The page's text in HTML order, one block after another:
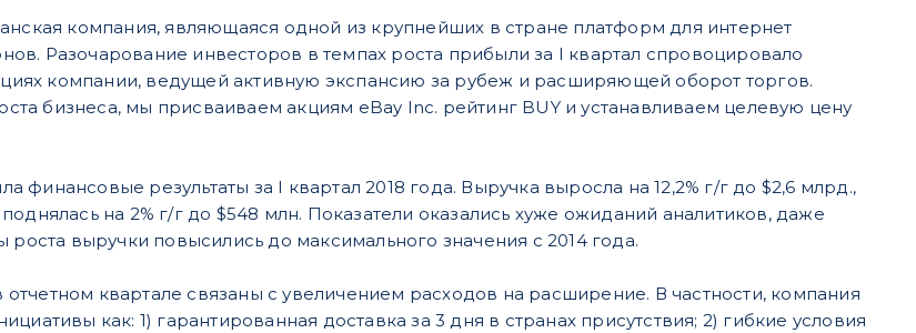
компания, являющаяся одной из крупнейших в стране платформ для интернет
Разочарование инвесторов в темпах роста прибыли за I квартал спровоцировало
компании, ведущей активную экспансию за рубеж и расширяющей оборот торгов.
бизнеса, мы присваиваем акциям eBay Inc. рейтинг BUY и устанавливаем целевую цену
финансовые результаты за I квартал 2018 года. Выручка выросла на 12,2% г/г до $2,6 млрд.,
на 2% г/г до $548 млн. Показатели оказались хуже ожиданий аналитиков, даже
роста выручки повысились до максимального значения с 2014 года.
квартале связаны с увеличением расходов на расширение. В частности, компания
как: 1) гарантированная доставка за 3 дня в странах присутствия; 2) гибкие условия